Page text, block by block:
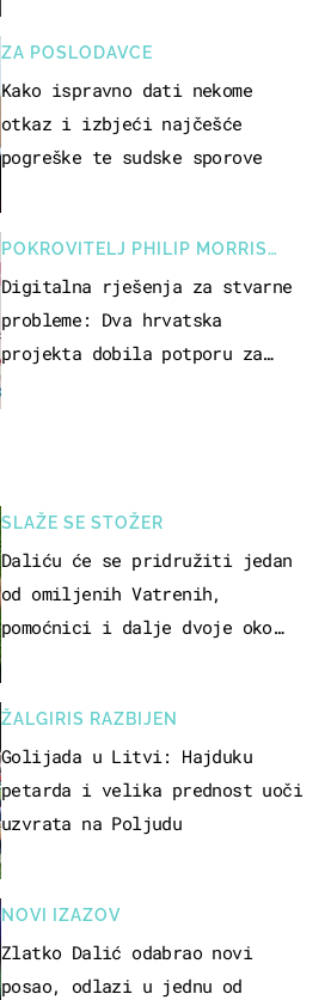
SLAŽE SE STOŽER
Daliću će se pridružiti jedan
od omiljenih Vatrenih,
pomoćnici i dalje dvoje oko
ŽALGIRIS RAZBIJEN
Golijada u Litvi: Hajduku
petarda i velika prednost uoči
uzvrata na Poljudu
NOVI IZAZOV
Zlatko Dalić odabrao novi
posao, odlazi u jednu od
ZA POSLODAVCE
Kako ispravno dati nekome
otkaz i izbjeći najčešće
pogreške te sudske sporove
POKROVITELJ PHILIP MORRIS
ZAGREB
Digitalna rješenja za stvarne
probleme: Dva hrvatska
projekta dobila potporu za